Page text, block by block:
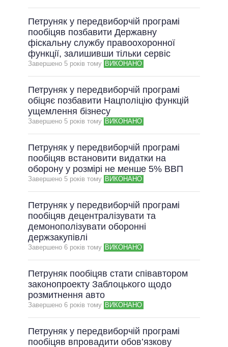
Петруняк у передвиборчій програмі
пообіцяв позбавити Державну
фіскальну службу правоохоронної
функції, залишивши тільки сервіс
Завершено 5 рокiв тому ВИКОНАНО
Петруняк у передвиборчій програмі
обіцяє позбавити Нацполіцію функцій
ущемлення бізнесу
Завершено 5 рокiв тому ВИКОНАНО
Петруняк у передвиборчій програмі
пообіцяв встановити видатки на
оборону у розмірі не менше 5% ВВП
Завершено 5 рокiв тому ВИКОНАНО
Петруняк у передвиборчій програмі
пообіцяв децентралізувати та
демонополізувати оборонні
держзакупівлі
Завершено 6 рокiв тому ВИКОНАНО
Петруняк пообіцяв стати співавтором
законопроекту Заблоцького щодо
розмитнення авто
Завершено 6 рокiв тому ВИКОНАНО
Петруняк у передвиборчій програмі
пообіцяв впровадити обов’язкову